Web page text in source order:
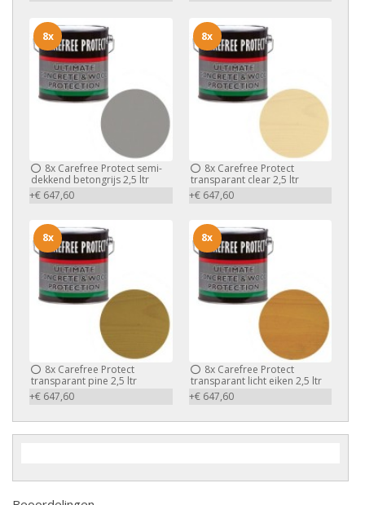
8x Carefree Protect semi-
dekkend betongrijs 2,5 ltr
+€ 647,60
8x
8xCarefree Protect
transparant clear 2,5 ltr
+€ 647,60
8x
8x Carefree Protect
transparant pine 2,5 ltr
+€ 647,60
8x
8xCarefree Protect
transparant licht eiken 2,5 ltr
+€ 647,60
8x